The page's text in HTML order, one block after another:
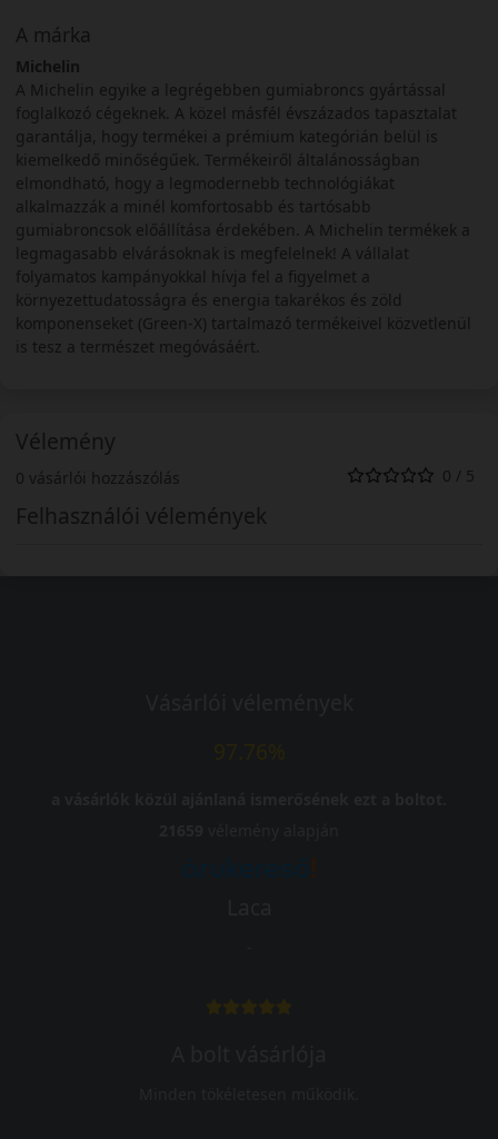
A márka
Michelin
A Michelin egyike a legrégebben gumiabroncs gyártással
foglalkozó cégeknek. A közel másfél évszázados tapasztalat
garantálja, hogy termékei a prémium kategórián belül is
kiemelkedő minőségűek. Termékeiről általánosságban
elmondható, hogy a legmodernebb technológiákat
alkalmazzák a minél komfortosabb és tartósabb
gumiabroncsok előállítása érdekében. A Michelin termékek a
legmagasabb elvárásoknak is megfelelnek! A vállalat
folyamatos kampányokkal hívja fel a figyelmet a
környezettudatosságra és energia takarékos és zöld
komponenseket (Green-X) tartalmazó termékeivel közvetlenül
is tesz a természet megóvásáért.
Vélemény
0 vásárlói hozzászólás 0 / 5
Felhasználói vélemények